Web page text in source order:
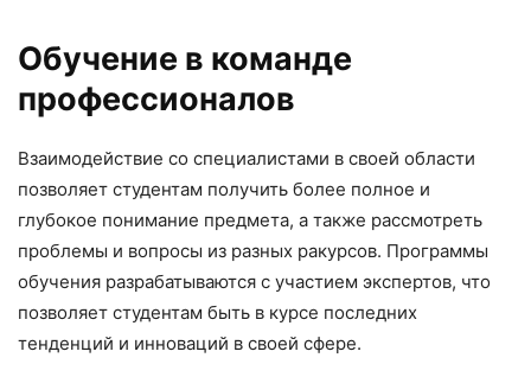
Обучение в команде
профессионалов
Взаимодействие со специалистами в своей области
позволяет студентам получить более полное и
глубокое понимание предмета, а также рассмотреть
проблемы и вопросы из разных ракурсов. Программы
обучения разрабатываются с участием экспертов, что
позволяет студентам быть в курсе последних
тенденций и инноваций в своей сфере.